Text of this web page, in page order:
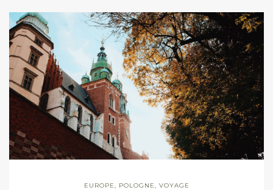
EUROPE POLOGNE VOYAGE